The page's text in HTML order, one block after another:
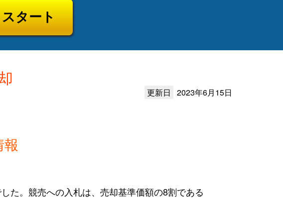
スタート
更新日 2023年6月15日
た。競売への入札は、売却基準価額の8割である